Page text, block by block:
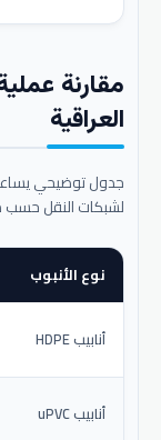
مقارنة
العراقية
جدول توضيحي يساعد
لشبكات النقل
نوع الأنبوب
أنابيب HDPE
أنابيب uPVC